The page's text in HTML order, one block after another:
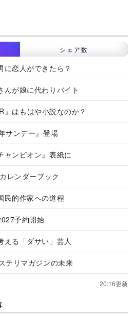
シェア数
に恋人ができたら？
んが娘に代わりバイト
』はもはや小説なのか？
サンデー』登場
ャンピオン』表紙に
レンダーブック
民的作家への道程
予約開始
える「ダサい」芸人
テリマガジンの未来
20:16更新